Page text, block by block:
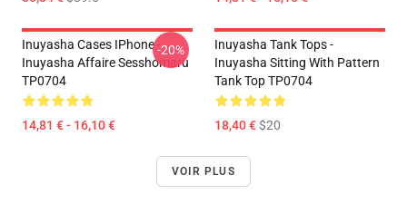
Inuyasha Cases IPhone -
Inuyasha Affaire Sesshomaru
TP0704
14,81 € - 16,10 €
-20%
Inuyasha Tank Tops -
Inuyasha Sitting With Pattern
Tank Top TP0704
18,40 €$20
VOIR PLUS